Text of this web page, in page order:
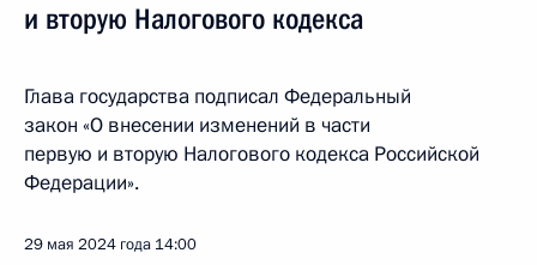
и вторую Налогового кодекса
Глава государства подписал Федеральный
закон «О внесении изменений в части
первую и вторую Налогового кодекса Российской
Федерации».
29 мая 2024 года 14:00